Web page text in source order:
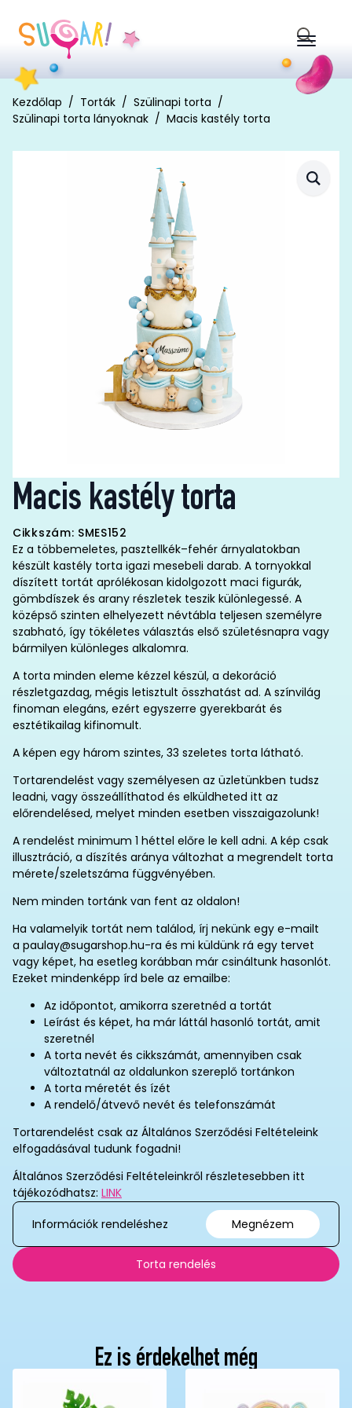
Search
for:
Kezdőlap Torták
Szülinapi torta
Szülinapi torta lányoknak
Macis kastély torta
Macis kastély torta
Cikkszám: SMES152
Ez a többemeletes, pasztellkék–fehér árnyalatokban
készült kastély torta igazi mesebeli darab. A tornyokkal
díszített tortát aprólékosan kidolgozott maci figurák,
gömbdíszek és arany részletek teszik különlegessé. A
középső szinten elhelyezett névtábla teljesen személyre
szabható, így tökéletes választás első születésnapra vagy
bármilyen különleges alkalomra.
A torta minden eleme kézzel készül, a dekoráció
részletgazdag, mégis letisztult összhatást ad. A színvilág
finoman elegáns, ezért egyszerre gyerekbarát és
esztétikailag kifinomult.
A képen egy három szintes, 33 szeletes torta látható.
Tortarendelést vagy személyesen az üzletünkben tudsz
leadni, vagy összeállíthatod és elküldheted itt az
előrendelésed, melyet minden esetben visszaigazolunk!
A rendelést minimum 1 héttel előre le kell adni. A kép csak
illusztráció, a díszítés aránya változhat a megrendelt torta
mérete/szeletszáma függvényében.
Nem minden tortánk van fent az oldalon!
Ha valamelyik tortát nem találod, írj nekünk egy e-mailt
a paulay@sugarshop.hu-ra és mi küldünk rá egy tervet
vagy képet, ha esetleg korábban már csináltunk hasonlót.
Ezeket mindenképp írd bele az emailbe:
Az időpontot, amikorra szeretnéd a tortát
Leírást és képet, ha már láttál hasonló tortát, amit
szeretnél
A torta nevét és cikkszámát, amennyiben csak
változtatnál az oldalunkon szereplő tortánkon
A torta méretét és ízét
A rendelő/átvevő nevét és telefonszámát
Tortarendelést csak az Általános Szerződési Feltételeink
elfogadásával tudunk fogadni!
Általános Szerződési Feltételeinkről részletesebben itt
tájékozódhatsz: LINK
Információk rendeléshez
Megnézem
Torta rendelés
Ez is érdekelhet még